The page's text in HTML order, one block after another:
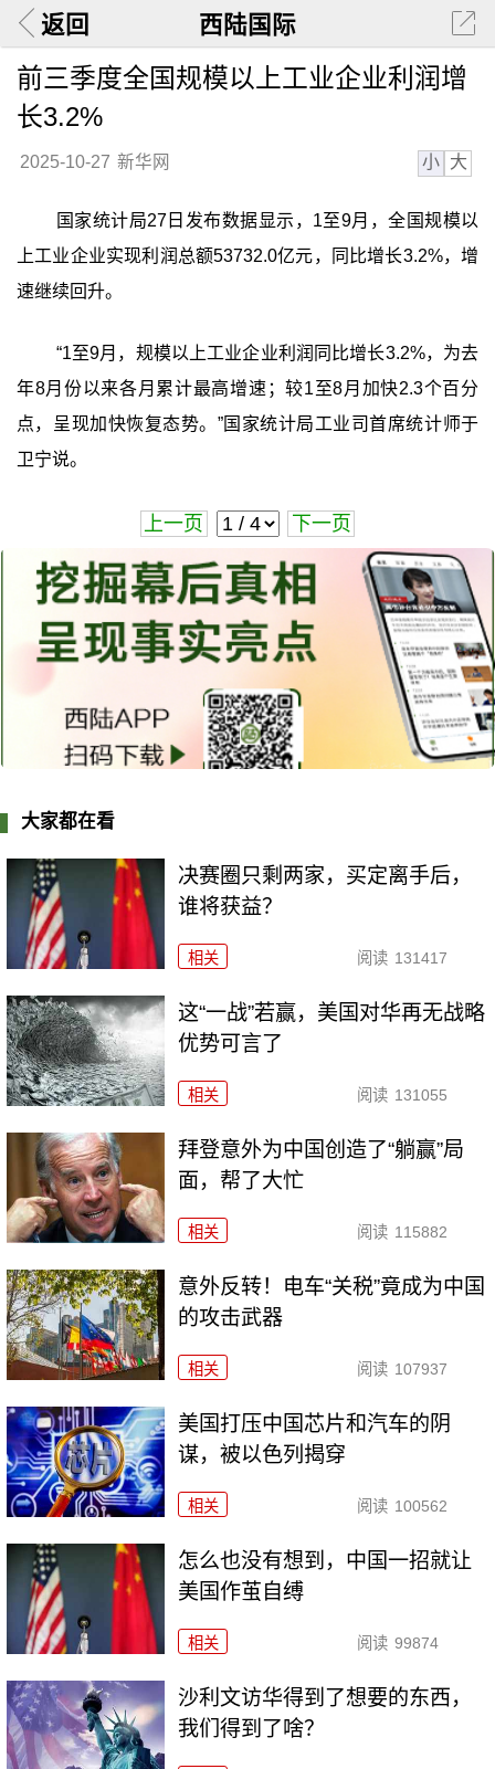
返回 西陆国际
前三季度全国规模以上工业企业利润增
长3.2%
2025-10-27 新华网 小 大
国家统计局27日发布数据显示，1至9月，全国规模以
上工业企业实现利润总额53732.0亿元，同比增长3.2%，增
速继续回升。
“1至9月，规模以上工业企业利润同比增长3.2%，为去
年8月份以来各月累计最高增速；较1至8月加快2.3个百分
点，呈现加快恢复态势。”国家统计局工业司首席统计师于
卫宁说。
上一页 下一页
大家都在看
决赛圈只剩两家，买定离手后，
谁将获益？
相关 阅读 131417
这“一战”若赢，美国对华再无战略
优势可言了
相关 阅读 131055
拜登意外为中国创造了“躺赢”局
面，帮了大忙
相关 阅读 115882
意外反转！电车“关税”竟成为中国
的攻击武器
相关 阅读 107937
美国打压中国芯片和汽车的阴
谋，被以色列揭穿
相关 阅读 100562
怎么也没有想到，中国一招就让
美国作茧自缚
相关 阅读 99874
沙利文访华得到了想要的东西，
我们得到了啥？